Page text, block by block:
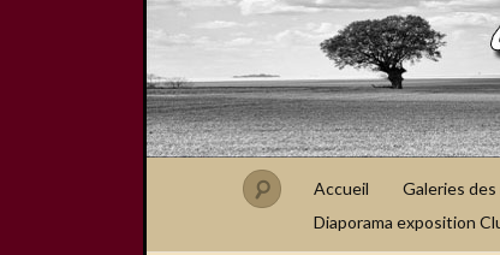
Accueil Galeries
Diaporama exposition